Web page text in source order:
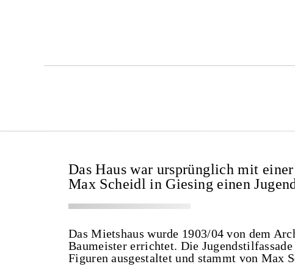
Das Haus war ursprünglich mit
Max Scheidl in Giesing einen
Das Mietshaus wurde 1903/04 von dem
Baumeister errichtet. Die
Figuren ausgestaltet und stammt von Max